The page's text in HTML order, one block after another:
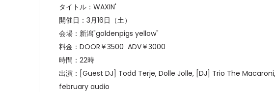
タイトル：WAXIN'
開催日：3月16日（土）
会場：新潟"goldenpigs yellow"
料金：DOOR￥3500 ADV￥3000
時間：22時
出演：[Guest DJ] Todd Terje, Dolle Jolle, [DJ] Trio The Macaroni,
february audio